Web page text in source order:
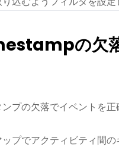
の欠
プの欠落でイベントを
プでアクティビティ間